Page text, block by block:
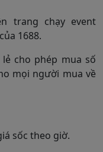
trang chạy event
1688.
cho phép mua số
mọi người mua về
sốc theo giờ.